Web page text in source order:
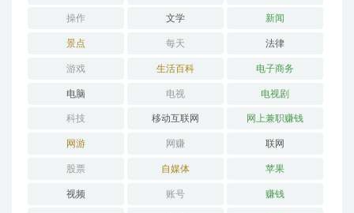
操作 文学 新闻
景点 每天 法律
游戏 生活百科 电子商务
电脑 电视 电视剧
科技 移动互联网 网上兼职赚钱
网游 网赚 联网
股票 自媒体 苹果
视频 账号 赚钱